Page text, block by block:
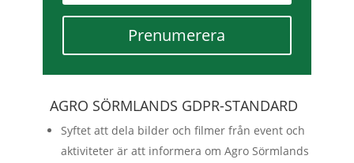
Prenumerera
AGRO SÖRMLANDS GDPR-STANDARD
Syftet att dela bilder och filmer från event och
aktiviteter är att informera om Agro Sörmlands